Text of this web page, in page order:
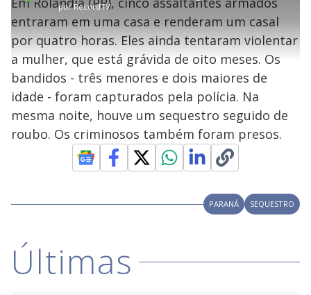
l
a
y
V
i
d
porRecordTV
a
r
0
e
g
n
d
o
s
ç
a
1
e
u
n
o
M
u
.
3
1
%
s
c
e
n
r
a
entraram em uma casa e renderam um casal
por quatro horas. Eles ainda tentaram violentar
a mulher, que está grávida de oito meses. Os
bandidos - três menores e dois maiores de
idade - foram capturados pela polícia. Na
mesma noite, houve um sequestro seguido de
roubo. Os criminosos também foram presos.
PARANÁ SEQUESTRO
Últimas